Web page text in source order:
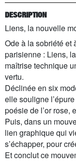
DESCRIPTION
Liens, la nouvelle
Ode à la sobriété et
parisienne : Liens,
maîtrise technique
vertu.
Déclinée en six
elle souligne
poésie de l’or rose,
Puis, dans un
lien graphique qui
s’échapper, pour
Et conclut ce